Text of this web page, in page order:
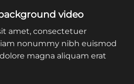
video
amet, consectetuer
nonummy nibh euismod
magna aliquam erat